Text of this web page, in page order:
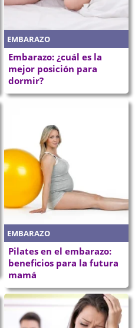
EMBARAZO
Embarazo: ¿cuál es la
mejor posición para
dormir?
EMBARAZO
Pilates en el embarazo:
beneficios para la futura
mamá